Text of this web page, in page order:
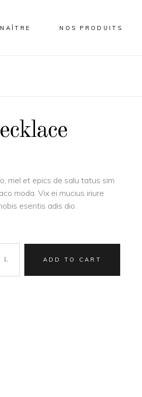
NOS PRODUITS
mel et epics de salu tatus sim
moda. Vix ei mucius iriure
esentis adis dio.
ADD TO CART